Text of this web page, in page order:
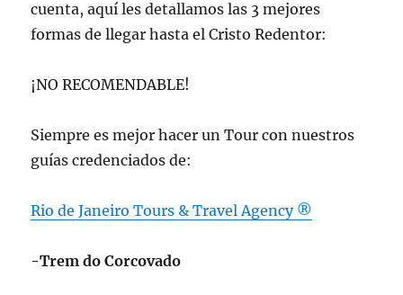
cuenta, aquí les detallamos las 3 mejores
formas de llegar hasta el Cristo Redentor:
¡NO RECOMENDABLE!
Siempre es mejor hacer un Tour con nuestros
guías credenciados de:
Rio de Janeiro Tours & Travel Agency ®
-Trem do Corcovado